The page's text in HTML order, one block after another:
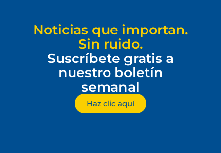
Noticias que importan.
Sin ruido.
Suscríbete gratis a
nuestro boletín
semanal
Haz clic aquí